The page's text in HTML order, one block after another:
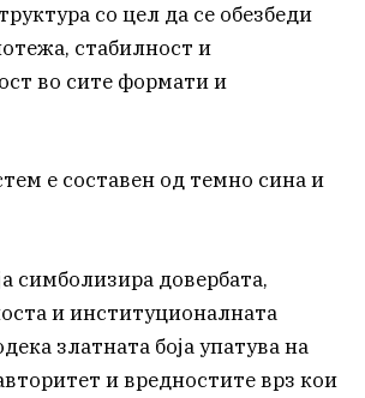
со цел да се обезбеди
стабилност и
во сите формати и
е составен од темно сина и
симболизира довербата,
и институционалната
златната боја упатува на
и вредностите врз кои